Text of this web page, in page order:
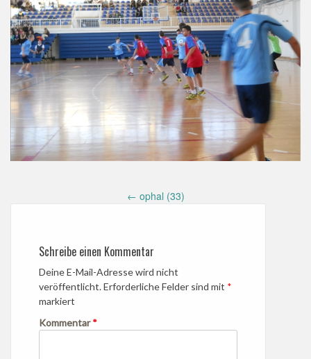
navigation
← ophal (33)
Schreibe einen Kommentar
Deine E-Mail-Adresse wird nicht
veröffentlicht.Erforderliche Felder sind mit *
markiert
Kommentar*